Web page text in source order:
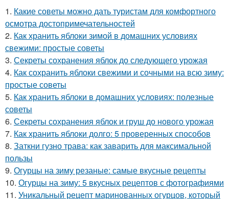
1. Какие советы можно дать туристам для комфортного
осмотра достопримечательностей
2. Как хранить яблоки зимой в домашних условиях
свежими: простые советы
3. Секреты сохранения яблок до следующего урожая
4. Как сохранить яблоки свежими и сочными на всю зиму:
простые советы
5. Как хранить яблоки в домашних условиях: полезные
советы
6. Секреты сохранения яблок и груш до нового урожая
7. Как хранить яблоки долго: 5 проверенных способов
8. Заткни гузно трава: как заварить для максимальной
пользы
9. Огурцы на зиму резаные: самые вкусные рецепты
10. Огурцы на зиму: 5 вкусных рецептов с фотографиями
11. Уникальный рецепт маринованных огурцов, который